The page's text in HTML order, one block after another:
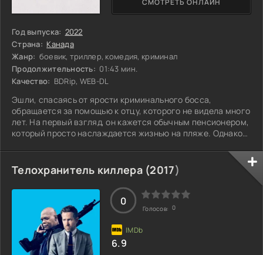
Год выпуска: 2022
Страна: Канада
Жанр: боевик, триллер, комедия, криминал
Продолжительность: 01:43 мин.
Качество: BDRip, WEB-DL
Эшли, спасаясь от ярости криминального босса,
обращается за помощью к отцу, которого не видела много
лет. На первый взгляд, он кажется обычным пенсионером,
который просто наслаждается жизнью на пляже. Однако
преследователями выдает в нем кого-то гораздо более
опасного. В прошлом этот человек, возможно, был не тем,
кем его все считают. Что же скрывает его прошлое?
СМОТРЕТЬ ОНЛАЙН
Телохранитель киллера (2017)
0
Голосов: 0
6.9